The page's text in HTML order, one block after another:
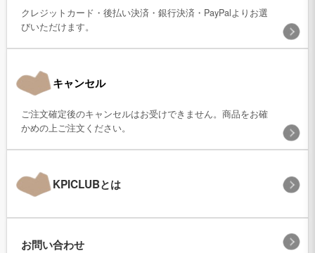
クレジットカード・後払い決済・銀行決済・PayPalよりお選
びいただけます。
キャンセル
ご注文確定後のキャンセルはお受けできません。商品をお確
かめの上ご注文ください。
KPICLUBとは
お問い合わせ